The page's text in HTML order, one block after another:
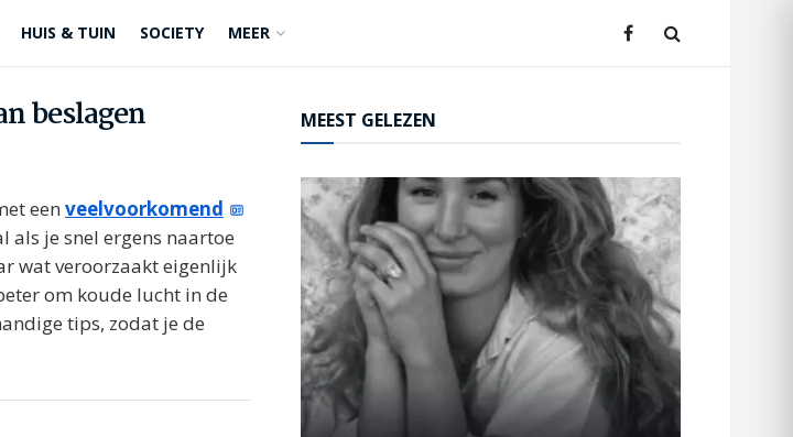
HUIS & TUIN SOCIETY MEER
beslagen
een veelvoorkomend
je snel ergens naartoe
wat veroorzaakt eigenlijk
om koude lucht in de
tips, zodat je de
MEEST GELEZEN